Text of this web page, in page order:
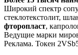
Широкий спектр
стеклотекстолит,
фторопласт,
Ведущие марки
Реклама. Токен